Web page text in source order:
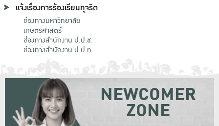
แจ้งเรื่องการร้องเรียนทุจริต
ช่องทางมหาวิทยาลัย
เกษตรศาสตร์
ช่องทางสำนักงาน ป.ป.ช.
ช่องทางสำนักงาน ป.ป.ท.
NEWCOMER
ZONE